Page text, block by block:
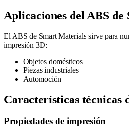
Aplicaciones del ABS
El ABS de Smart Materials sirve para
impresión 3D:
Objetos domésticos
Piezas industriales
Automoción
Características técnicas
Propiedades de impresión